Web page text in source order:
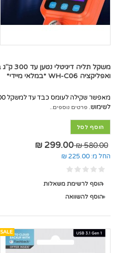
ואפליקציה WH-C06 *במלאי מיידי*
לשימוש. פרטים נוספים..
הוסף לסל
580.00 ₪
299.00 ₪
החל מ: 225.00 ₪
הוסף לרשימת משאלות
הוסף להשוואה
SALE